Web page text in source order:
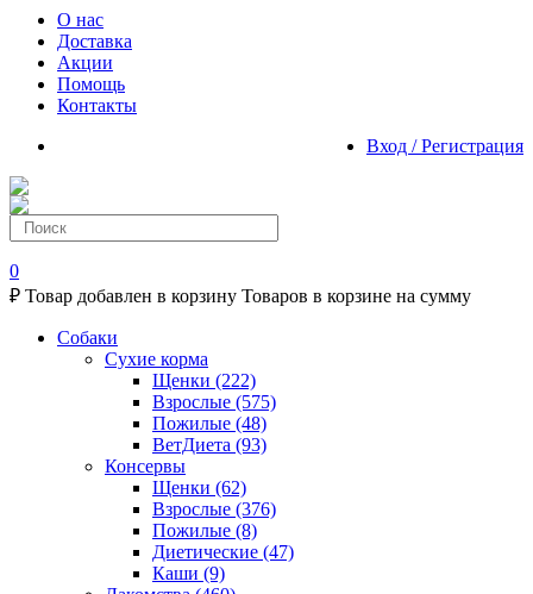
О нас
Доставка
Акции
Помощь
Контакты
Вход / Регистрация
0
₽ Товар добавлен в корзину Товаров в корзине на сумму
Собаки
Сухие корма
Щенки (222)
Взрослые (575)
Пожилые (48)
ВетДиета (93)
Консервы
Щенки (62)
Взрослые (376)
Пожилые (8)
Диетические (47)
Каши (9)